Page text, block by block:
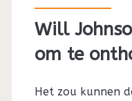
Will
om te
Het zou kunnen